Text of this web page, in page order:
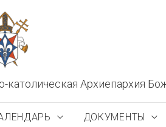
католическая Архиепархия
ДОКУМЕНТЫ